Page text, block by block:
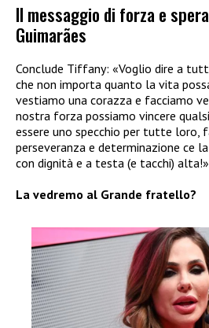
Il messaggio di forza e
Guimarães
Conclude Tiffany: «Voglio dire a
che non importa quanto la vita
vestiamo una corazza e facciamo
nostra forza possiamo vincere
essere uno specchio per tutte loro,
perseveranza e determinazione ce
con dignità e a testa (e tacchi)
La vedremo al Grande fratello?